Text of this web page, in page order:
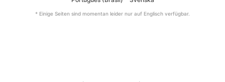
* Einige Seiten sind momentan leider nur auf Englisch verfügbar.